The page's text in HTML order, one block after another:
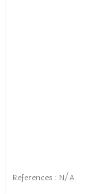
References : N/A